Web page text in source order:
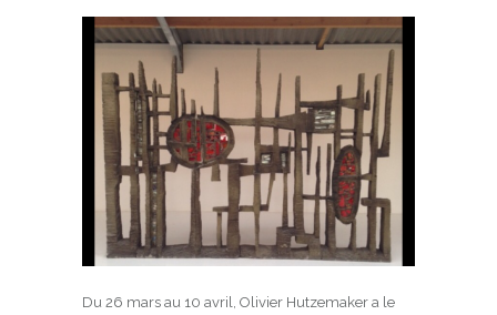
Du 26 mars au 10 avril, Olivier Hutzemaker a le